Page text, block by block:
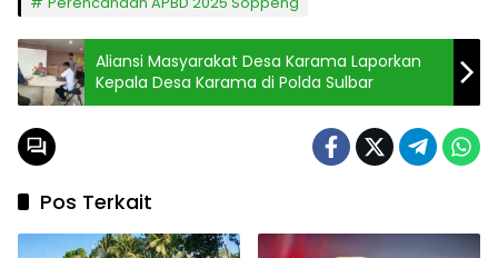
Aliansi Masyarakat Desa Karama Laporkan
Kepala Desa Karama di Polda Sulbar
Pos Terkait